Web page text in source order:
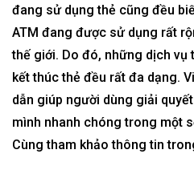
đang sử dụng thẻ cũng đều
ATM đang được sử dụng rất
thế giới. Do đó, những dịch vụ
kết thúc thẻ đều rất đa dạng.
dẫn giúp người dùng giải
mình nhanh chóng trong một
Cùng tham khảo thông tin